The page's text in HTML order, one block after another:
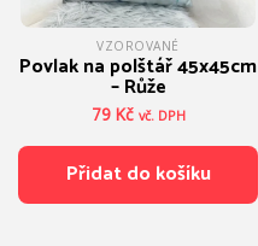
VZOROVANÉ
Povlak na polštář 45x45cm
– Růže
79 Kč vč. DPH
Přidat do košíku